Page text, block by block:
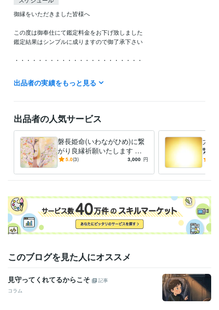
御縁をいただきました皆様へ
この度は御奉仕にて鑑定料金をお下げ致しました
鑑定結果はシンプルに成りますので御了承下さい
・・・・・・・・・・・・・・・・・・・・・・
新たな次元の世に向かい　大いなる力（宇宙の根源大神）より
天命・御役目を受けまして御神事をさせていただいております
神と社（やしろ）を復活させていく御神事
神と神を繋げていく御神事
神と人を繋げていく御神事
2022年より本格的に御役目が始まりますので
今後は自粛しながらの営業となります
ブログにて　天より　神々より御神託を記載しておりますので
御覧いただけましたら幸いです
ブログ　→　宇宙意識と未来農業に向かって
天命を受け　2020年11月より
詳しくはブログのプロフィールにて記載しております
出品者の実績をもっと見る
出品者の人気サービス
磐長姫命(いわながひめ)に繋
がり良縁祈願いたします 神
と繋がる霊能者 龍神族の巫
5.0(3) 3,000 円
大い
繋が
神
このブログを見た人にオススメ
見守ってくれてるからこそ
記事
コラム